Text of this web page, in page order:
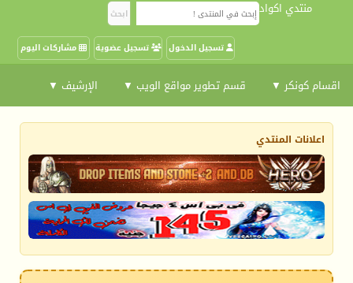
منتدي اكواد
مشاركات اليوم تسجيل عضوية تسجيل الدخول
اقسام كونكر ▼ قسم تطوير مواقع الويب ▼ الإرشيف ▼
اعلانات المنتدي